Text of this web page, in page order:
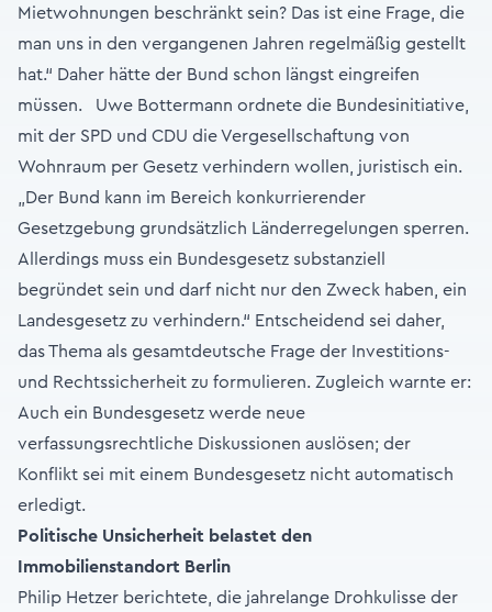
Mietwohnungen beschränkt sein? Das ist eine Frage, die
man uns in den vergangenen Jahren regelmäßig gestellt
hat.“ Daher hätte der Bund schon längst eingreifen
müssen. Uwe Bottermann ordnete die Bundesinitiative,
mit der SPD und CDU die Vergesellschaftung von
Wohnraum per Gesetz verhindern wollen, juristisch ein.
„Der Bund kann im Bereich konkurrierender
Gesetzgebung grundsätzlich Länderregelungen sperren.
Allerdings muss ein Bundesgesetz substanziell
begründet sein und darf nicht nur den Zweck haben, ein
Landesgesetz zu verhindern.“ Entscheidend sei daher,
das Thema als gesamtdeutsche Frage der Investitions-
und Rechtssicherheit zu formulieren. Zugleich warnte er:
Auch ein Bundesgesetz werde neue
verfassungsrechtliche Diskussionen auslösen; der
Konflikt sei mit einem Bundesgesetz nicht automatisch
erledigt.
Politische Unsicherheit belastet den
Immobilienstandort Berlin
Philip Hetzer berichtete, die jahrelange Drohkulisse der